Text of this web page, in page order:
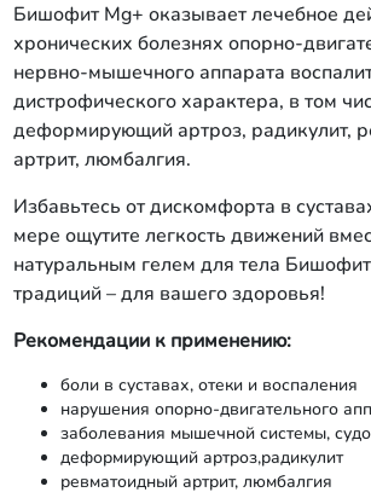
Бишофит Mg+ оказывает лечебное
хронических болезнях опорно-
нервно-мышечного аппарата
дистрофического характера, в том
деформирующий артроз, радикулит,
артрит, люмбалгия.
Избавьтесь от дискомфорта в
мере ощутите легкость движений
натуральным гелем для тела
традиций – для вашего здоровья!
Рекомендации к применению:
боли в суставах, отеки и воспаления
нарушения опорно-двигательного
заболевания мышечной системы,
деформирующий артроз,радикулит
ревматоидный артрит, люмбалгия